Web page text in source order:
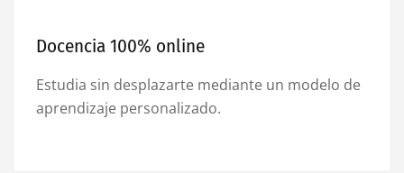
Docencia 100% online
Estudia sin desplazarte mediante un modelo de
aprendizaje personalizado.